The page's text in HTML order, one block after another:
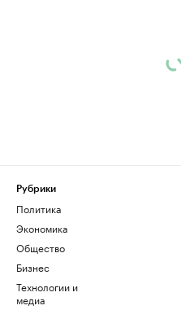
Рубрики
Политика
Экономика
Общество
Бизнес
Технологии и
медиа